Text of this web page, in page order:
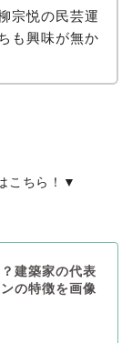
宗悦の民芸運
も興味が無か
こちら！▼
建築家の代表
の特徴を画像